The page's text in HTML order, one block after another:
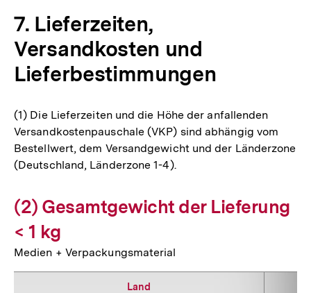
7. Lieferzeiten,
Versandkosten und
Lieferbestimmungen
(1) Die Lieferzeiten und die Höhe der anfallenden
Versandkostenpauschale (VKP) sind abhängig vom
Bestellwert, dem Versandgewicht und der Länderzone
(Deutschland, Länderzone 1-4).
(2) Gesamtgewicht der Lieferung
< 1 kg
Medien + Verpackungsmaterial
Land